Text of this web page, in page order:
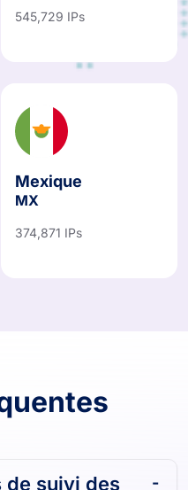
545,729 IPs
Mexique
MX
374,871 IPs
de suivi des